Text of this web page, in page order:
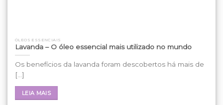
ÓLEOS ESSENCIAIS
Lavanda – O óleo essencial mais utilizado no mundo
Os benefícios da lavanda foram descobertos há mais de
[...]
LEIA MAIS